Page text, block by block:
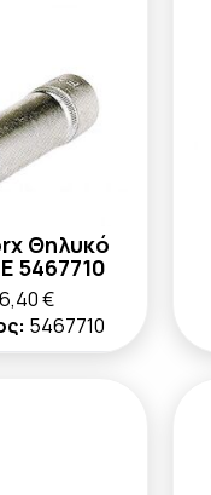
Θηλυκό
5467710
6,40 €
5467710